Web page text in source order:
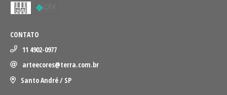
CONTATO
11 4902-0977
arteecores@terra.com.br
Santo André / SP